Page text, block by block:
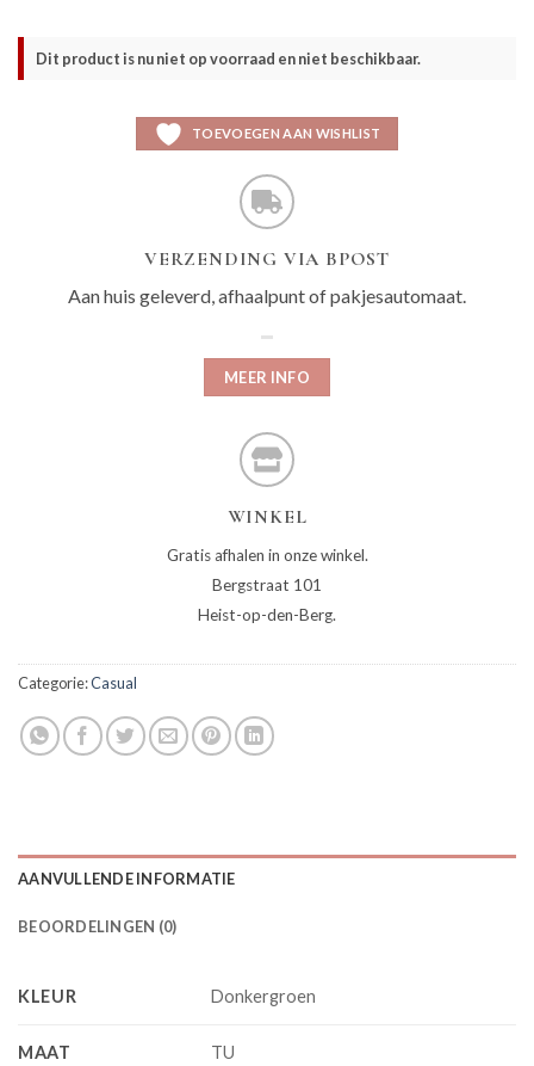
Dit product is nu niet op voorraad en niet beschikbaar.
TOEVOEGEN AAN WISHLIST
VERZENDING VIA BPOST
Aan huis geleverd, afhaalpunt of pakjesautomaat.
MEER INFO
WINKEL
Gratis afhalen in onze winkel.
Bergstraat 101
Heist-op-den-Berg.
Categorie:Casual
AANVULLENDE INFORMATIE
BEOORDELINGEN (0)
KLEUR Donkergroen
MAAT TU